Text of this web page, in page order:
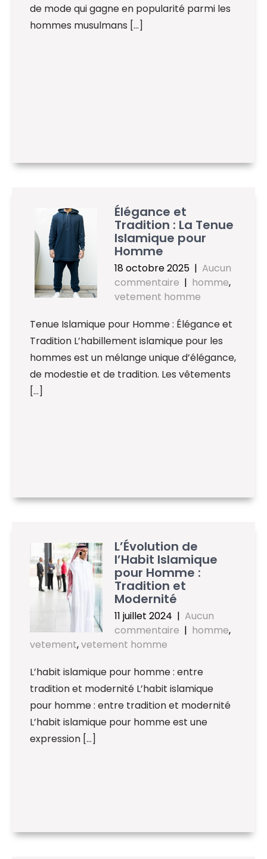
de mode qui gagne en popularité parmi les
hommes musulmans […]
Élégance et
Tradition : La Tenue
Islamique pour
Homme
18 octobre 2025 | Aucun
commentaire | homme,
vetement homme
Tenue Islamique pour Homme : Élégance et
Tradition L’habillement islamique pour les
hommes est un mélange unique d’élégance,
de modestie et de tradition. Les vêtements
[…]
L’Évolution de
l’Habit Islamique
pour Homme :
Tradition et
Modernité
11 juillet 2024 | Aucun
commentaire | homme,
vetement,vetement homme
L’habit islamique pour homme : entre
tradition et modernité L’habit islamique
pour homme : entre tradition et modernité
L’habit islamique pour homme est une
expression […]